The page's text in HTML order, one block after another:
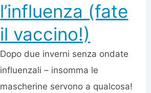
l’influenza (fate
il vaccino!)
Dopo due inverni senza ondate
influenzali – insomma le
mascherine servono a qualcosa!